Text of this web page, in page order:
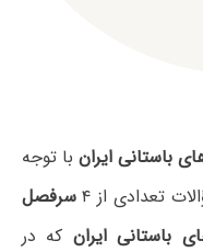
باستانی ایران با توجه
تعدادی از ۴
سرفصل
باستانی ایران که در